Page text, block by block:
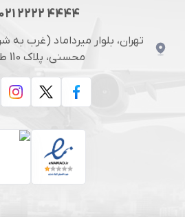
021 2222 4444
تهران، بلوار میرداماد (غرب
محسنی، پلاک 110 طبقه دوم